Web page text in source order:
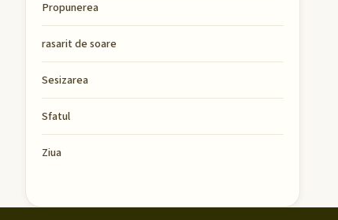
Propunerea
rasarit de soare
Sesizarea
Sfatul
Ziua